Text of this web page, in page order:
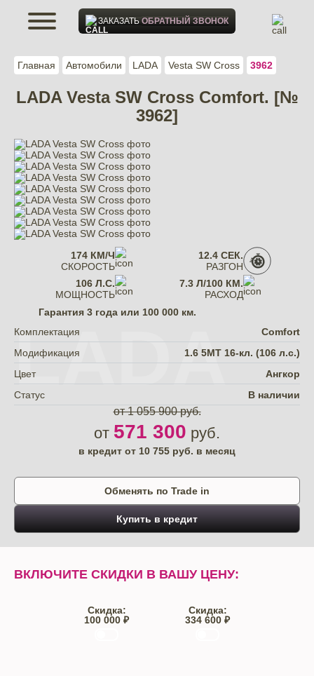
Главная Автомобили LADA Vesta SW Cross 3962
LADA Vesta SW Cross Comfort. [№
3962]
LADA
Гарантия 3 года или 100 000 км.
Комплектация
Comfort
Модификация
1.6 5MT 16-кл. (106 л.с.)
Цвет
Ангкор
Статус
В наличии
от 1 055 900 руб.
от 571 300 руб.
в кредит от 10 755 руб. в месяц
174 КМ/Ч
СКОРОСТЬ
12.4 СЕК.
РАЗГОН
106 Л.С.
МОЩНОСТЬ
7.3 Л/100 КМ.
РАСХОД
Обменять по Trade in
Купить в кредит
ВКЛЮЧИТЕ СКИДКИ В ВАШУ ЦЕНУ:
Скидка:
100 000 ₽
Скидка:
334 600 ₽
ЗАКАЗАТЬОБРАТНЫЙ ЗВОНОК